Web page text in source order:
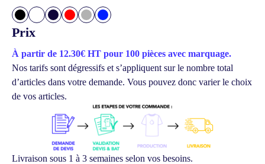
Prix
À partir de 12.30€ HT pour 100 pièces avec marquage.
Nos tarifs sont dégressifs et s’appliquent sur le nombre total
d’articles dans votre demande. Vous pouvez donc varier le choix
de vos articles.
Livraison sous 1 à 3 semaines selon vos besoins.